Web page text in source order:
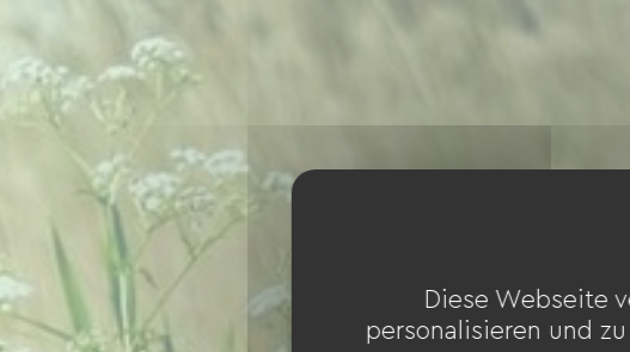
Diese Webseite
personalisieren und